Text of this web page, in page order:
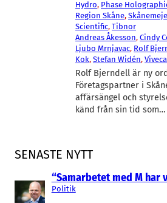
SENASTE NYTT
“Samarbetet med M har
Politik
Hydro, Phase
Region Skåne,
Scientific, Tibnor
Andreas Åkesson, Cindy
Ljubo Mrnjavac, Rolf
Kok, Stefan Widén,
Rolf Bjerndell är ny
Företagspartner i
affärsängel och
känd från sin tid som…